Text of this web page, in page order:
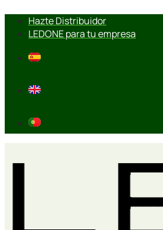
contenido
Hazte Distribuidor
LEDONE para tu empresa